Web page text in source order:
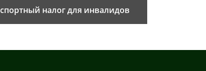
налог для инвалидов